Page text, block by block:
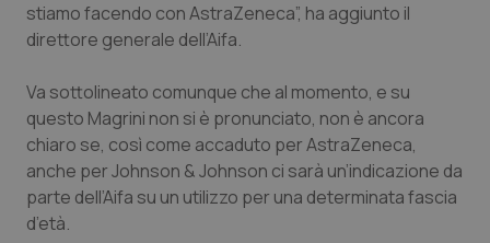
Umbria
Valle D’Aosta
Veneto
Oftalmologia
Oncodermatologia
Oncoematologia
Oncologia & Nutrizione
stiamo facendo con AstraZeneca”, ha aggiunto il
direttore generale dell’Aifa.
Va sottolineato comunque che al momento, e su
questo Magrini non si è pronunciato, non è ancora
chiaro se, così come accaduto per AstraZeneca,
anche per Johnson & Johnson ci sarà un’indicazione da
parte dell’Aifa su un utilizzo per una determinata fascia
d’età.